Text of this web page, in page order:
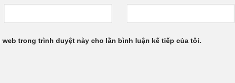
trong trình duyệt này cho lần bình luận kế tiếp của tôi.